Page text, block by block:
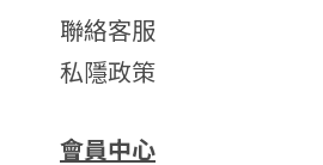
聯絡客服
私隱政策
會員中心